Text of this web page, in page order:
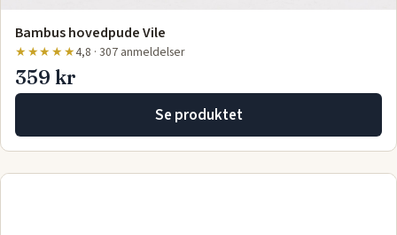
Bambus hovedpude Vile
★★★★★4,8 · 307 anmeldelser
359 kr
Se produktet